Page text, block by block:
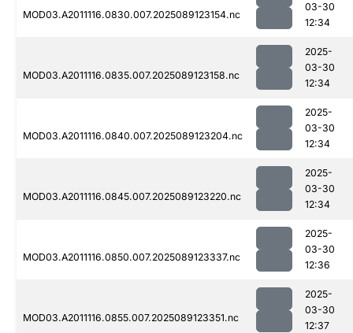
MOD03.A2011116.0830.007.2025089123154.nc
03-30
12:34
MOD03.A2011116.0835.007.2025089123158.nc
2025-
03-30
12:34
MOD03.A2011116.0840.007.2025089123204.nc
2025-
03-30
12:34
MOD03.A2011116.0845.007.2025089123220.nc
2025-
03-30
12:34
MOD03.A2011116.0850.007.2025089123337.nc
2025-
03-30
12:36
MOD03.A2011116.0855.007.2025089123351.nc
2025-
03-30
12:37